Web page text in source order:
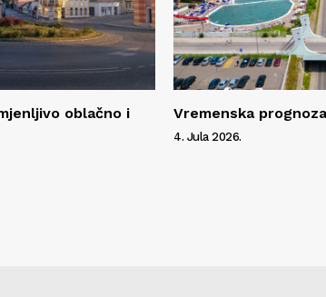
oblačno i
Vremenska
4. Jula 2026.